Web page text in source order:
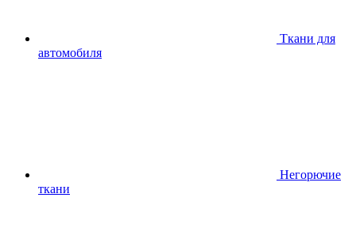
Ткани для
автомобиля
Негорючие
ткани